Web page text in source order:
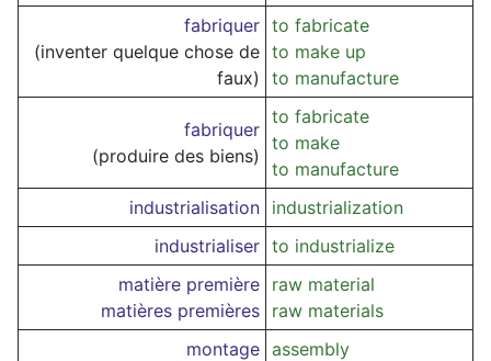
fabriquer
(inventer quelque chose de
faux)
to fabricate
to make up
to manufacture
fabriquer
(produire des biens)
to fabricate
to make
to manufacture
industrialisation industrialization
industrialiser to industrialize
matière première
matières premières
raw material
raw materials
montage assembly